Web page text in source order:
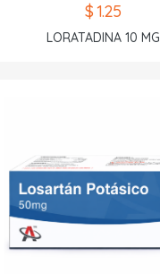
$ 1.25
LORATADINA 10 MG